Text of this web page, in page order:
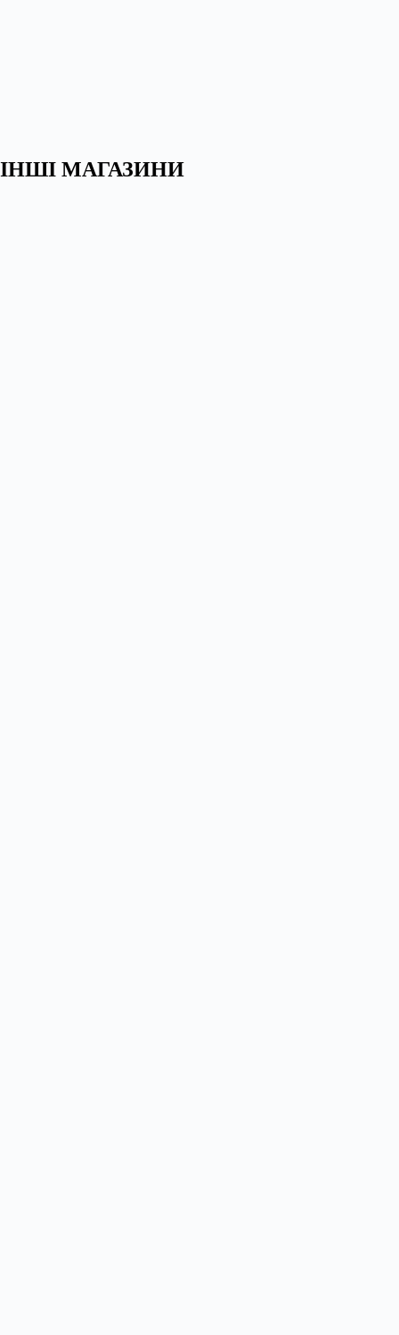
ІНШІ МАГАЗИНИ